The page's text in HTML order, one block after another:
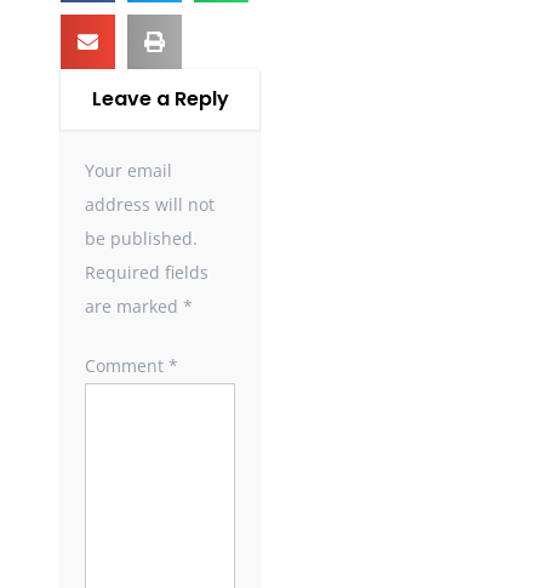
Leave a Reply
Your email
address will not
be published.
Required fields
are marked *
Comment *